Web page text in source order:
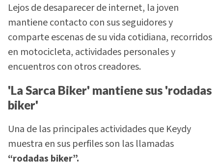
Lejos de desaparecer de internet, la joven
mantiene contacto con sus seguidores y
comparte escenas de su vida cotidiana, recorridos
en motocicleta, actividades personales y
encuentros con otros creadores.
'La Sarca Biker' mantiene sus 'rodadas
biker'
Una de las principales actividades que Keydy
muestra en sus perfiles son las llamadas
“rodadas biker”.